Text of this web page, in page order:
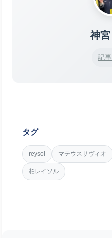
神
記
タグ
reysol マテウスサヴィオ
柏レイソル